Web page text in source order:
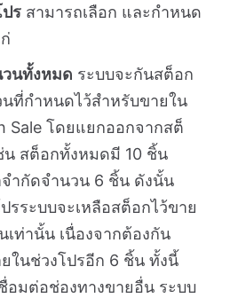
ร สามารถเลือก และกำหนด
นทั้งหมด ระบบจะกันสต็อก
ที่กำหนดไว้สำหรับขายใน
Sale โดยแยกออกจากสต็
น สต็อกทั้งหมดมี 10 ชิ้น
ำกัดจำนวน 6 ชิ้น ดังนั้น
รระบบจะเหลือสต็อกไว้ขาย
เท่านั้น เนื่องจากต้องกัน
ในช่วงโปรอีก 6 ชิ้น ทั้งนี้
อมต่อช่องทางขายอื่น ระบบ